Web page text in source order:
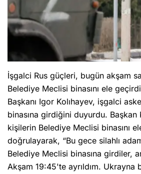
İşgalci Rus güçleri, bugün akşam
Belediye Meclisi binasını ele
Başkanı Igor Kolıhayev, işgalci
binasına girdiğini duyurdu. Başkan
kişilerin Belediye Meclisi binasını
doğrulayarak, “Bu gece silahlı
Belediye Meclisi binasına girdiler,
Akşam 19:45'te ayrıldım. Ukrayna